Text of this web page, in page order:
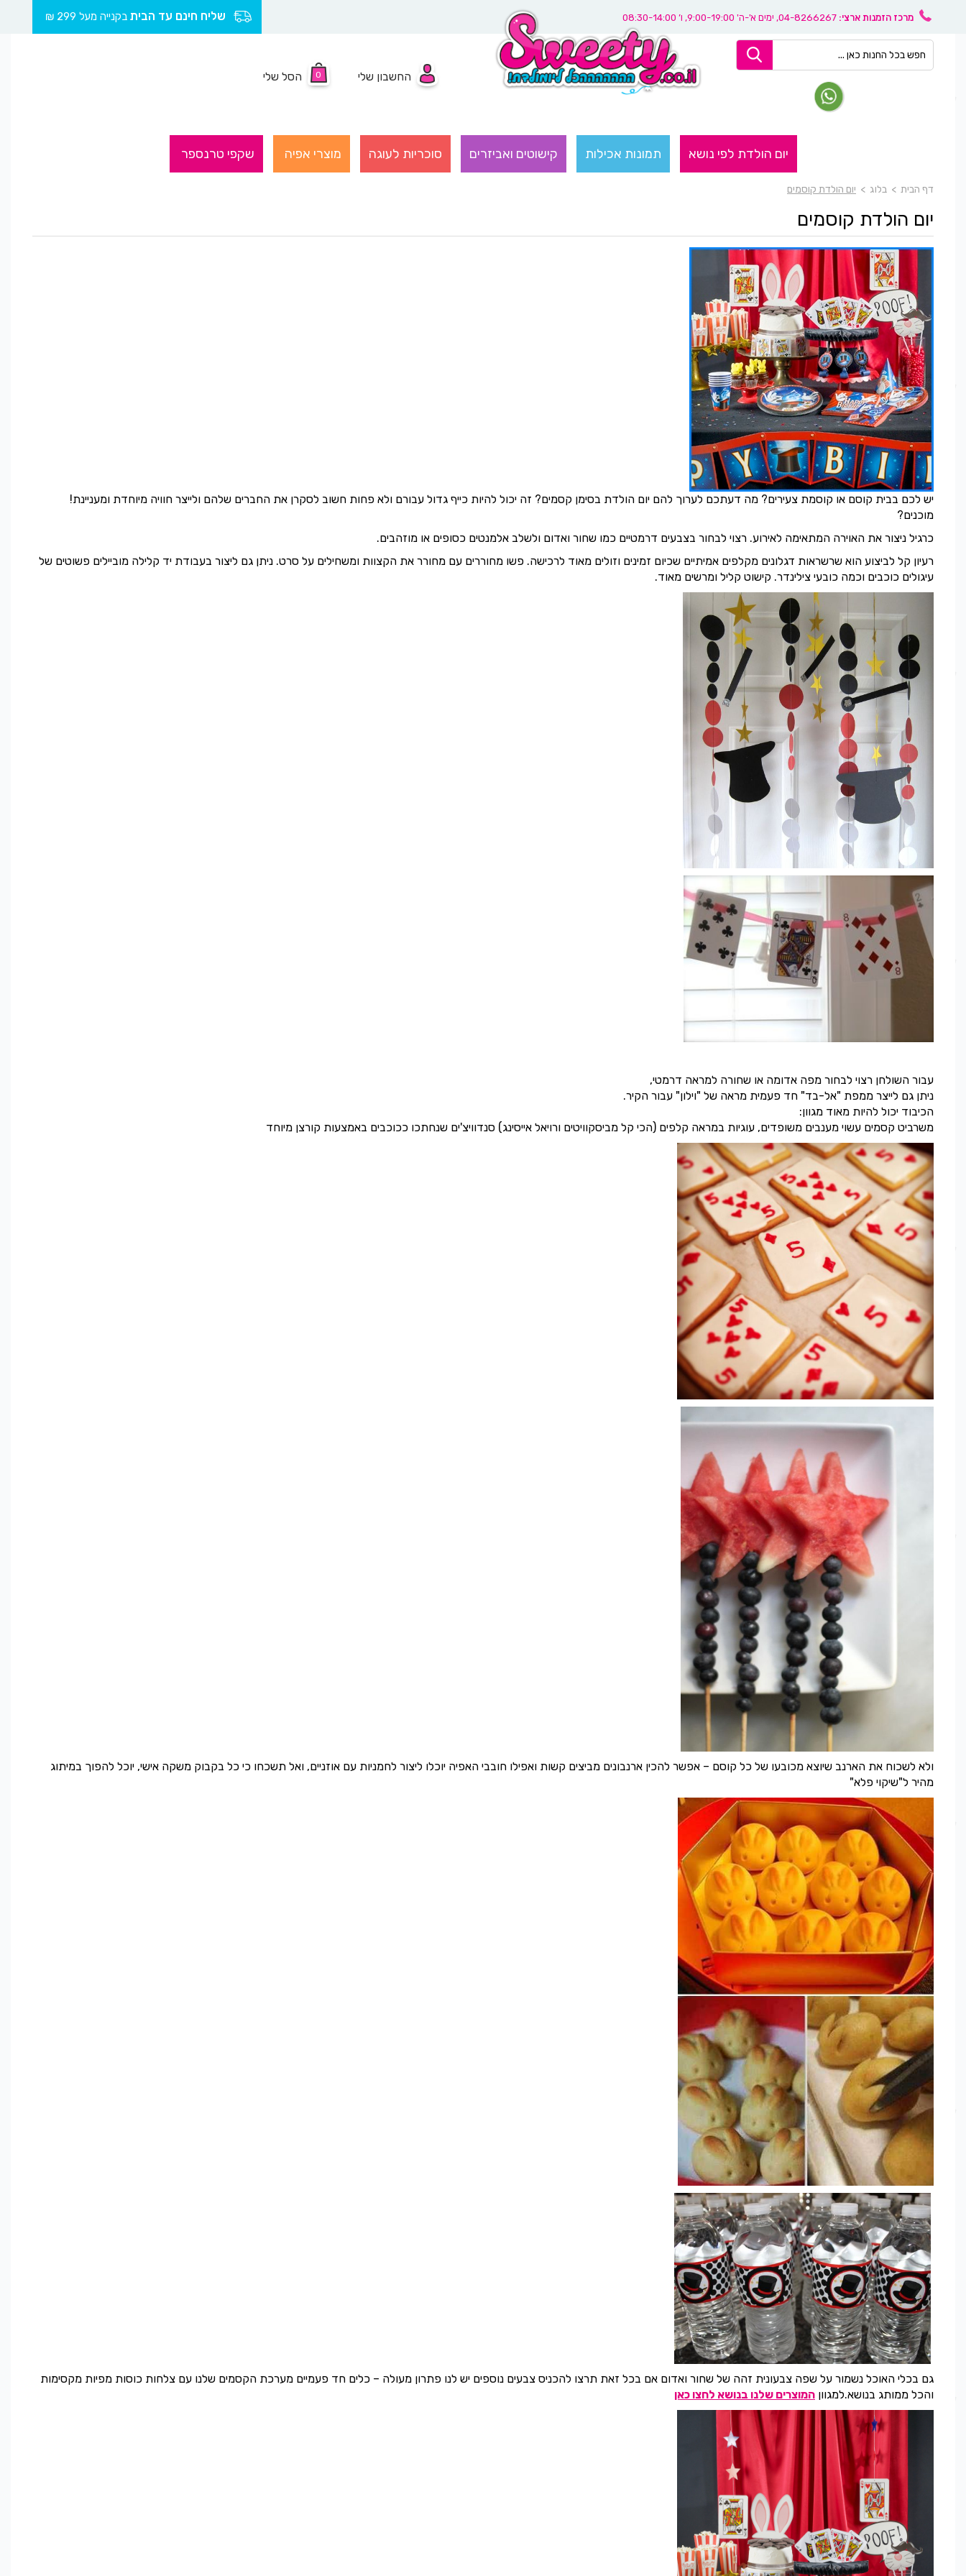
מרכז הזמנות ארצי: 04-8266267, ימים א'-ה' 9:00-19:00, ו’ 08:30-14:00 שליח חינם עד הבית בקנייה מעל 299 ₪
החשבון שלי 0 הסל שלי
יום הולדת לפי נושא תמונות אכילות קישוטים ואביזרים סוכריות לעוגה מוצרי אפיה שקפי טרנספר
דף הבית > בלוג > יום הולדת קוסמים
יום הולדת קוסמים
יש לכם בבית קוסם או קוסמת צעירים? מה דעתכם לערוך להם יום הולדת בסימן קסמים? זה יכול להיות כייף גדול עבורם ולא פחות חשוב לסקרן את החברים שלהם ולייצר חוויה מיוחדת ומעניינת!
מוכנים?
כרגיל ניצור את האוירה המתאימה לאירוע. רצוי לבחור בצבעים דרמטיים כמו שחור ואדום ולשלב אלמנטים כסופים או מוזהבים.
רעיון קל לביצוע הוא שרשראות דגלונים מקלפים אמיתיים שכיום זמינים וזולים מאוד לרכישה. פשו מחוררים עם מחורר את הקצוות ומשחילים על סרט. ניתן גם ליצור בעבודת יד קלילה מוביילים פשוטים של
עיגולים כוכבים וכמה כובעי צילינדר. קישוט קליל ומרשים מאוד.
עבור השולחן רצוי לבחור מפה אדומה או שחורה למראה דרמטי,
ניתן גם לייצר ממפת "אל-בד" חד פעמית מראה של "וילון" עבור הקיר.
הכיבוד יכול להיות מאוד מגוון:
משרביט קסמים עשוי מענבים משופדים, עוגיות במראה קלפים (הכי קל מביסקוויטים ורויאל אייסינג) סנדוויצ'ים שנחתכו ככוכבים באמצעות קורצן מיוחד
ולא לשכוח את הארנב שיוצא מכובעו של כל קוסם – אפשר להכין ארנבונים מביצים קשות ואפילו חובבי האפיה יוכלו ליצור לחמניות עם אוזניים, ואל תשכחו כי כל בקבוק משקה אישי, יוכל להפוך במיתוג
מהיר ל"שיקוי פלא"
גם בכלי האוכל נשמור על שפה צבעונית זהה של שחור ואדום אם בכל זאת תרצו להכניס צבעים נוספים יש לנו פתרון מעולה – כלים חד פעמיים מערכת הקסמים שלנו עם צלחות כוסות מפיות מקסימות
והכל ממותג בנושא.למגוון המוצרים שלנו בנושא לחצו כאן